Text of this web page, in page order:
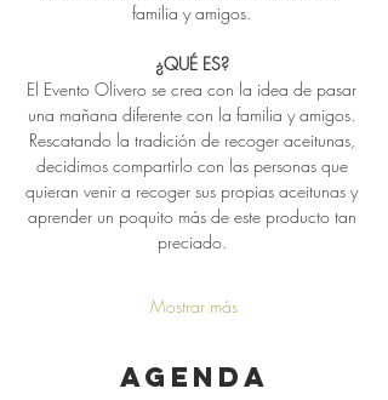
familia y amigos.
¿QUÉ ES?
El Evento Olivero se crea con la idea de pasar
una mañana diferente con la familia y amigos.
Rescatando la tradición de recoger aceitunas,
decidimos compartirlo con las personas que
quieran venir a recoger sus propias aceitunas y
aprender un poquito más de este producto tan
preciado.
Mostrar más
Agenda